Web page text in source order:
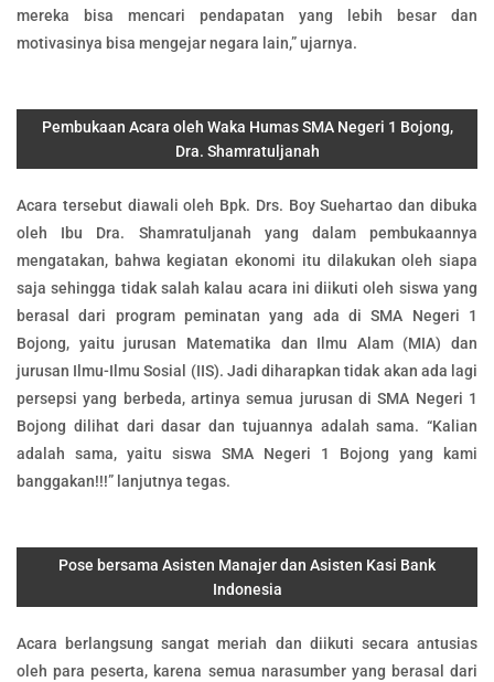
mereka bisa mencari pendapatan yang lebih besar dan
motivasinya bisa mengejar negara lain,” ujarnya.
Pembukaan Acara oleh Waka Humas SMA Negeri 1 Bojong,
Dra. Shamratuljanah
Acara tersebut diawali oleh Bpk. Drs. Boy Suehartao dan dibuka
oleh Ibu Dra. Shamratuljanah yang dalam pembukaannya
mengatakan, bahwa kegiatan ekonomi itu dilakukan oleh siapa
saja sehingga tidak salah kalau acara ini diikuti oleh siswa yang
berasal dari program peminatan yang ada di SMA Negeri 1
Bojong, yaitu jurusan Matematika dan Ilmu Alam (MIA) dan
jurusan Ilmu-Ilmu Sosial (IIS). Jadi diharapkan tidak akan ada lagi
persepsi yang berbeda, artinya semua jurusan di SMA Negeri 1
Bojong dilihat dari dasar dan tujuannya adalah sama. “Kalian
adalah sama, yaitu siswa SMA Negeri 1 Bojong yang kami
banggakan!!!” lanjutnya tegas.
Pose bersama Asisten Manajer dan Asisten Kasi Bank
Indonesia
Acara berlangsung sangat meriah dan diikuti secara antusias
oleh para peserta, karena semua narasumber yang berasal dari